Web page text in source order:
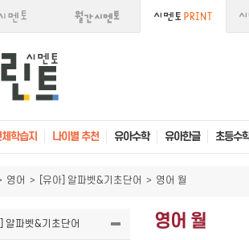
학습지 나이별 추천 유아수학 유아한글 초등수
영어 > [유아] 알파벳&기초단어 > 영어 월
] 알파벳&기초단어 영어 월